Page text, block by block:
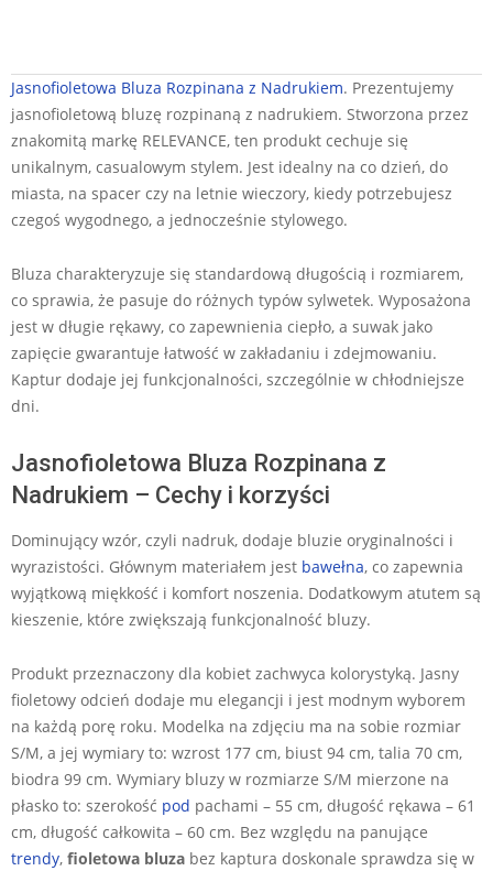
2024-
07-
18
Jasnofioletowa Bluza Rozpinana z Nadrukiem. Prezentujemy
jasnofioletową bluzę rozpinaną z nadrukiem. Stworzona przez
znakomitą markę RELEVANCE, ten produkt cechuje się
unikalnym, casualowym stylem. Jest idealny na co dzień, do
miasta, na spacer czy na letnie wieczory, kiedy potrzebujesz
czegoś wygodnego, a jednocześnie stylowego.
Bluza charakteryzuje się standardową długością i rozmiarem,
co sprawia, że pasuje do różnych typów sylwetek. Wyposażona
jest w długie rękawy, co zapewnienia ciepło, a suwak jako
zapięcie gwarantuje łatwość w zakładaniu i zdejmowaniu.
Kaptur dodaje jej funkcjonalności, szczególnie w chłodniejsze
dni.
Jasnofioletowa Bluza Rozpinana z
Nadrukiem – Cechy i korzyści
Dominujący wzór, czyli nadruk, dodaje bluzie oryginalności i
wyrazistości. Głównym materiałem jest bawełna, co zapewnia
wyjątkową miękkość i komfort noszenia. Dodatkowym atutem są
kieszenie, które zwiększają funkcjonalność bluzy.
Produkt przeznaczony dla kobiet zachwyca kolorystyką. Jasny
fioletowy odcień dodaje mu elegancji i jest modnym wyborem
na każdą porę roku. Modelka na zdjęciu ma na sobie rozmiar
S/M, a jej wymiary to: wzrost 177 cm, biust 94 cm, talia 70 cm,
biodra 99 cm. Wymiary bluzy w rozmiarze S/M mierzone na
płasko to: szerokość pod pachami – 55 cm, długość rękawa – 61
cm, długość całkowita – 60 cm. Bez względu na panujące
trendy, fioletowa bluza bez kaptura doskonale sprawdza się w